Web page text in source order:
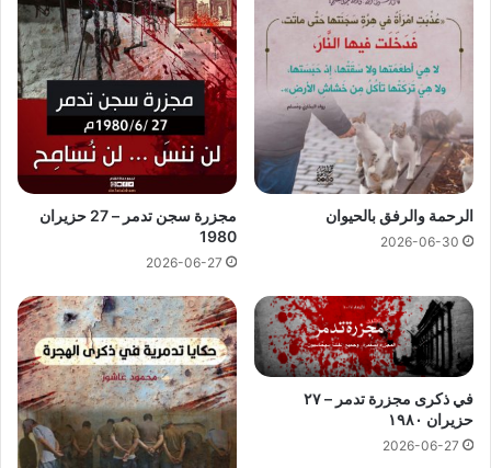
الرحمة والرفق بالحيوان
2026-06-30
مجزرة سجن تدمر – 27 حزيران
1980
2026-06-27
في ذكرى مجزرة تدمر – ٢٧
حزيران ١٩٨٠
2026-06-27